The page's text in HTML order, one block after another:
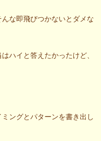
な即飛びつかないとダメな
ハイと答えたかったけど、
ングとパターンを書き出し